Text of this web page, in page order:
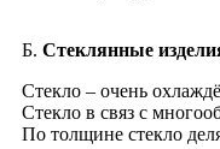
Б. Стеклянные
Cтекло – очень
Стекло в связ с
По толщине стекло